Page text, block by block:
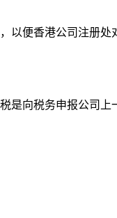
以便香港公司注册
是向税务申报公司